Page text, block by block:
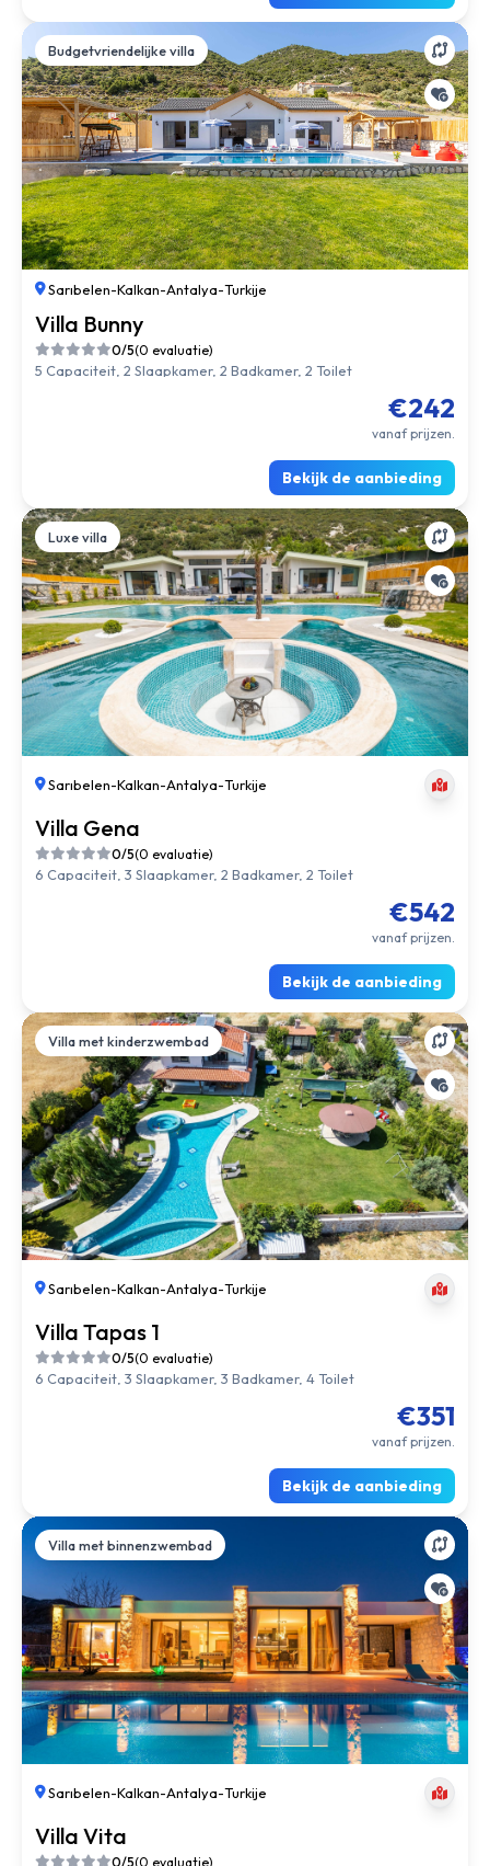
Budgetvriendelijke villa
Sarıbelen-Kalkan-Antalya-Turkije
Villa Bunny
0/5(0 evaluatie)
5 Capaciteit, 2 Slaapkamer, 2 Badkamer, 2 Toilet
€242
vanaf prijzen.
Bekijk de aanbieding
Luxe villa
Sarıbelen-Kalkan-Antalya-Turkije
Villa Gena
0/5(0 evaluatie)
6 Capaciteit, 3 Slaapkamer, 2 Badkamer, 2 Toilet
€542
vanaf prijzen.
Bekijk de aanbieding
Villa met kinderzwembad
Sarıbelen-Kalkan-Antalya-Turkije
Villa Tapas 1
0/5(0 evaluatie)
6 Capaciteit, 3 Slaapkamer, 3 Badkamer, 4 Toilet
€351
vanaf prijzen.
Bekijk de aanbieding
Villa met binnenzwembad
Sarıbelen-Kalkan-Antalya-Turkije
Villa Vita
0/5(0 evaluatie)